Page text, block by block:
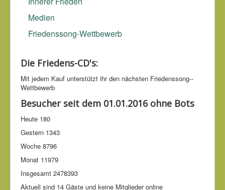
Medien
Friedenssong-Wettbewerb
Die Friedens-CD's:
Mit jedem Kauf unter­stützt ihr den nächsten Friedens­song-­
Wettbe­werb
Besucher seit dem 01.01.2016 ohne Bots
Heute 180
Gestern 1343
Woche 8796
Monat 11979
Insgesamt 2478393
Aktuell sind 14 Gäste und keine Mitglieder online